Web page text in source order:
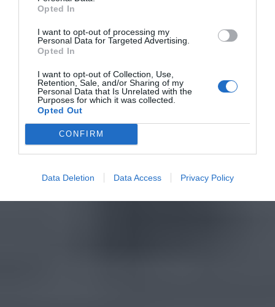
Opted In
I want to opt-out of processing my
Personal Data for Targeted Advertising.
Opted In
I want to opt-out of Collection, Use,
Retention, Sale, and/or Sharing of my
Personal Data that Is Unrelated with the
Purposes for which it was collected.
Opted Out
CONFIRM
Data Deletion Data Access Privacy Policy